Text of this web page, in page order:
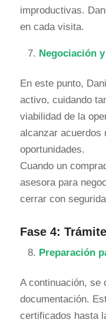
improductivas.
en cada visita.
Negociación
En este punto,
activo, cuidando
viabilidad de la
alcanzar acuerdos
oportunidades.
Cuando un
asesora para
cerrar con
Fase 4:
Preparación
A continuación, se
documentación.
certificados hasta